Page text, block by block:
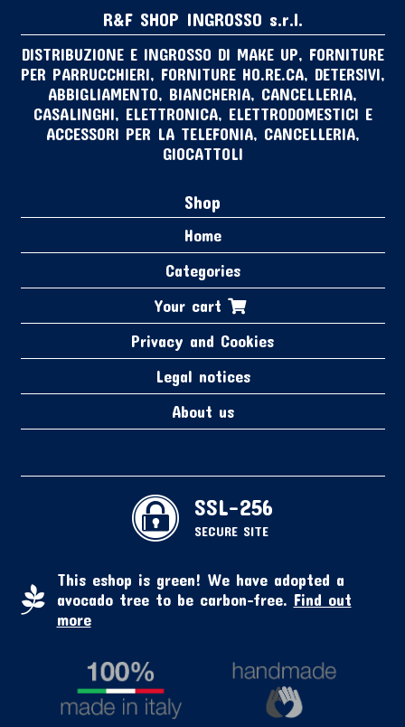
R&F SHOP INGROSSO s.r.l.
DISTRIBUZIONE E INGROSSO DI MAKE UP, FORNITURE
PER PARRUCCHIERI, FORNITURE HO.RE.CA, DETERSIVI,
ABBIGLIAMENTO, BIANCHERIA, CANCELLERIA,
CASALINGHI, ELETTRONICA, ELETTRODOMESTICI E
ACCESSORI PER LA TELEFONIA, CANCELLERIA,
GIOCATTOLI
Shop
Home
Categories
Your cart
Privacy and Cookies
Legal notices
About us
SSL-256
SECURE SITE
This eshop is green! We have adopted a
avocado tree to be carbon-free. Find out
more